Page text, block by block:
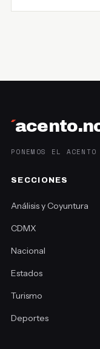
´
PONEMOS EL
SECCIONES
Análisis y Coyuntura
CDMX
Nacional
Estados
Turismo
Deportes